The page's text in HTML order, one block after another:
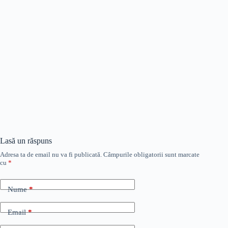
Lasă un răspuns
Adresa ta de email nu va fi publicată. Câmpurile obligatorii sunt marcate
cu *
Nume*
Email*